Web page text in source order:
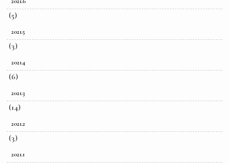
(5)
2021.5
(3)
2021.4
(6)
2021.3
(14)
2021.2
(3)
2021.1